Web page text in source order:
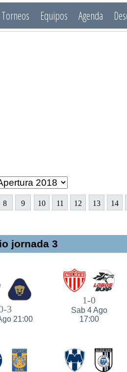
Torneos Equipos Agenda
8 9 10 11 12 13 14
jornada 3
3
21:00
1-0
Sab 4 Ago
17:00